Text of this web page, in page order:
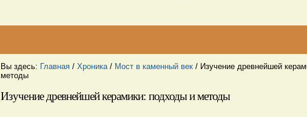
Вы здесь: Главная /Хроника / Мост в каменный век / Изучение древнейшей
методы
Изучение древнейшей керамики: подходы и методы